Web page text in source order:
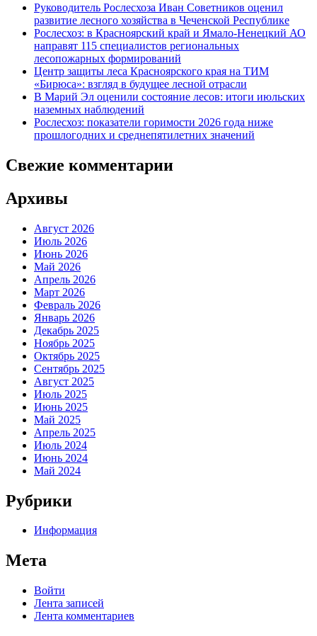
Руководитель Рослесхоза Иван Советников оценил
развитие лесного хозяйства в Чеченской Республике
Рослесхоз: в Красноярский край и Ямало-Ненецкий АО
направят 115 специалистов региональных
лесопожарных формирований
Центр защиты леса Красноярского края на ТИМ
«Бирюса»: взгляд в будущее лесной отрасли
В Марий Эл оценили состояние лесов: итоги июльских
наземных наблюдений
Рослесхоз: показатели горимости 2026 года ниже
прошлогодних и среднепятилетних значений
Свежие комментарии
Архивы
Август 2026
Июль 2026
Июнь 2026
Май 2026
Апрель 2026
Март 2026
Февраль 2026
Январь 2026
Декабрь 2025
Ноябрь 2025
Октябрь 2025
Сентябрь 2025
Август 2025
Июль 2025
Июнь 2025
Май 2025
Апрель 2025
Июль 2024
Июнь 2024
Май 2024
Рубрики
Информация
Мета
Войти
Лента записей
Лента комментариев